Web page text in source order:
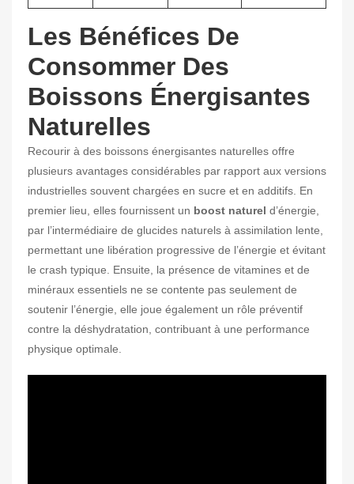
Les Bénéfices De
Consommer Des
Boissons Énergisantes
Naturelles
Recourir à des boissons énergisantes naturelles offre
plusieurs avantages considérables par rapport aux versions
industrielles souvent chargées en sucre et en additifs. En
premier lieu, elles fournissent un boost naturel d’énergie,
par l’intermédiaire de glucides naturels à assimilation lente,
permettant une libération progressive de l’énergie et évitant
le crash typique. Ensuite, la présence de vitamines et de
minéraux essentiels ne se contente pas seulement de
soutenir l’énergie, elle joue également un rôle préventif
contre la déshydratation, contribuant à une performance
physique optimale.